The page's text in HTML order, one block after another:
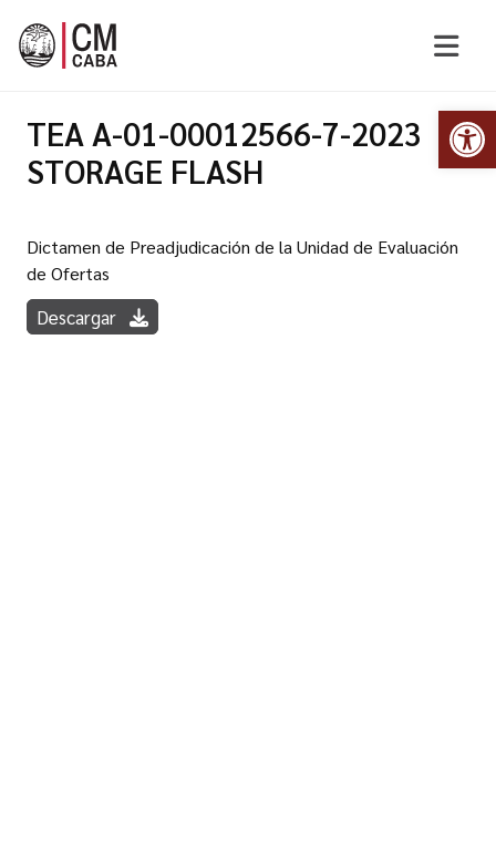
TEA A-01-00012566-7-2023
STORAGE FLASH
Dictamen de Preadjudicación de la Unidad de Evaluación
de Ofertas
Descargar